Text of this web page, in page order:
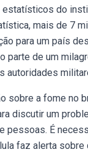
estatísticos do
mais de 7
para um país
parte de um
autoridades
sobre a fome no
discutir um
pessoas. É
faz alerta sobre